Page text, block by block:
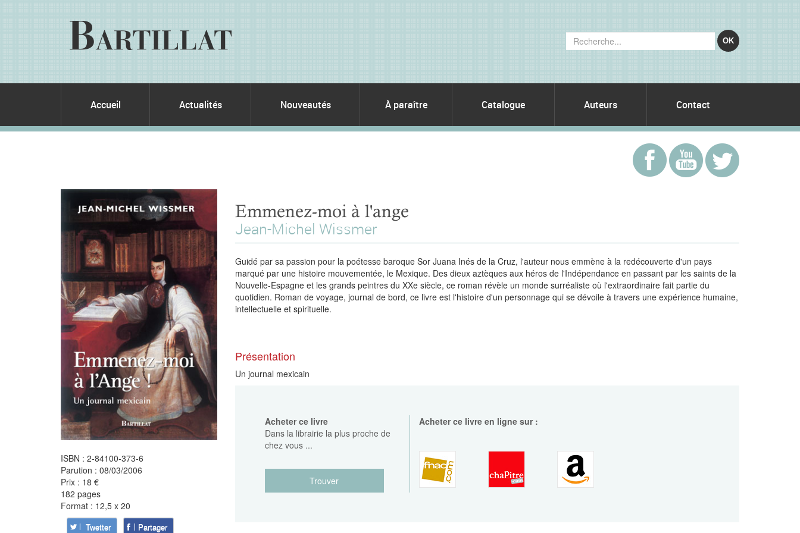
OK
Accueil Actualités Nouveautés À paraître Catalogue Auteurs Contact
ISBN : 2-84100-373-6
Parution : 08/03/2006
Prix : 18 €
182 pages
Format : 12,5 x 20
Twetter Partager
Emmenez-moi à l'ange
Jean-Michel Wissmer
Guidé par sa passion pour la poétesse baroque Sor Juana Inés de la Cruz, l'auteur nous emmène à la redécouverte d'un pays
marqué par une histoire mouvementée, le Mexique. Des dieux aztèques aux héros de l'Indépendance en passant par les saints de la
Nouvelle-Espagneet les grands peintres du XXe siècle, ce roman révèle un monde surréaliste où l'extraordinaire fait partie du
quotidien. Roman de voyage, journal de bord, ce livre est l'histoire d'un personnage qui se dévoile à travers une expérience humaine,
intellectuelle et spirituelle.
Présentation
Un journal mexicain
Acheter ce livre
Dans la librairie la plus proche de
chez vous ...
Trouver
Acheter ce livre en ligne sur :